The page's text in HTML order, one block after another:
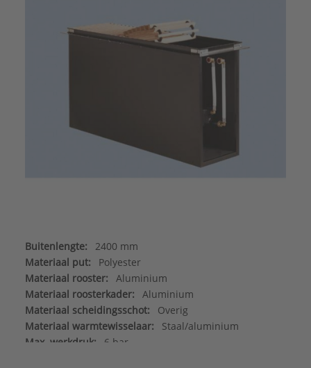
Buitenlengte:
2400 mm
Materiaal put:
Polyester
Materiaal rooster:
Aluminium
Materiaal roosterkader:
Aluminium
Materiaal scheidingsschot:
Overig
Materiaal warmtewisselaar:
Staal/aluminium
Max. werkdruk:
6 bar